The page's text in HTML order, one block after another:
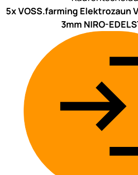
5x VOSS.farming Elektrozaun
3mm NIRO-